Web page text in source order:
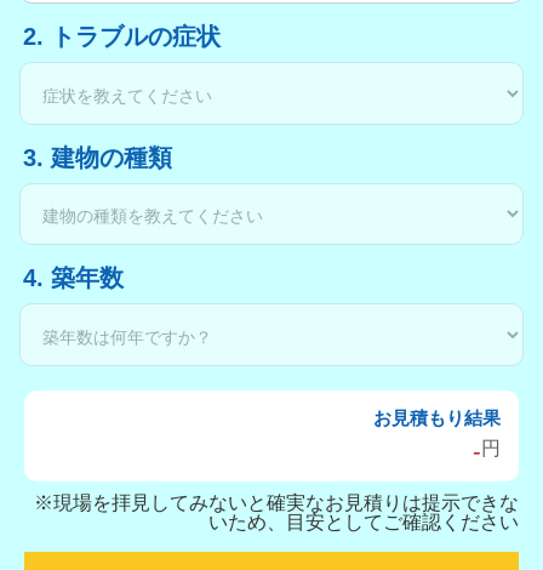
2. トラブルの症状
3. 建物の種類
4. 築年数
お見積もり結果
- 円
※現場を拝見してみないと確実なお見積りは提示できな
いため、目安としてご確認ください